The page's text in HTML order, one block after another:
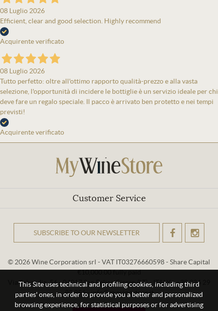
08 Luglio 2026
Efficient, clear and good selection. Highly recommend
Acquirente verificato
08 Luglio 2026
Tutto perfetto: oltre all'ottimo rapporto qualità-prezzo e alla vasta
selezione, l'opportunità di incidere le bottiglie è un servizio ideale per chi
deve fare un regalo speciale. Il pacco è arrivato ben protetto e nei tempi
previsti!
Acquirente verificato
Customer Service
This Site uses technical and profiling cookies, including third
parties' ones, in order to provide you a better and personalized
browsing experience, for statistical purposes or for advertising
SUBSCRIBE TO OUR NEWSLETTER
© 2026 Wine Corporation srl - VAT IT03276660598 - Share Capital
€10,000.00 fully paid
Via Sabaudia, 56 - 04017 San Felice Circeo (LT) - ITALY - +39 334 29
93 956 - info@mywinestore.it